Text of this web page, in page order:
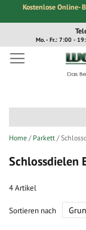
Kostenlose Online-
Inhalt
Mo. - Fr.: 7:00 -
Home Parkett
Schlossdielen
4Artikel
Sortieren nach